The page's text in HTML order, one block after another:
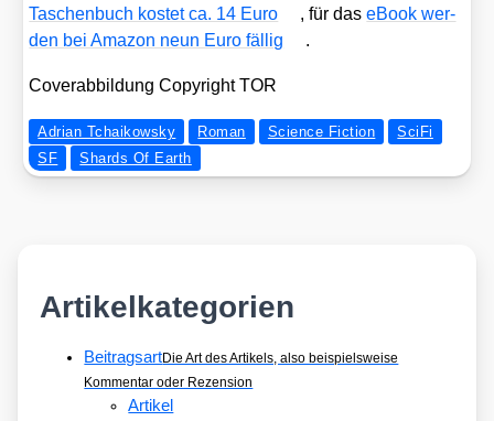
Taschen­buch kos­tet ca. 14 Euro
, für daseBook wer­
den bei Ama­zon neun Euro fäl­lig
.
Cover­ab­bil­dung Copy­right TOR
Adrian Tchaikowsky Roman Science Fiction
SciFi
SF
Shards Of Earth
Artikelkategorien
BeitragsartDie Art des Artikels, also beispielsweise
Kommentar oder Rezension
Artikel